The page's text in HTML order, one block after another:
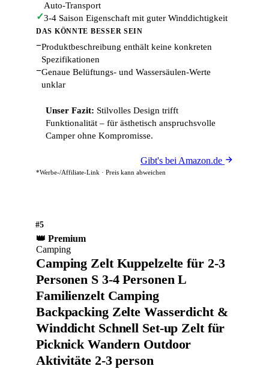
Auto-Transport
✓3-4 Saison Eigenschaft mit guter Winddichtigkeit
DAS KÖNNTE BESSER SEIN
−Produktbeschreibung enthält keine konkreten
Spezifikationen
−Genaue Belüftungs- und Wassersäulen-Werte
unklar
Unser Fazit: Stilvolles Design trifft
Funktionalität – für ästhetisch anspruchsvolle
Camper ohne Kompromisse.
Gibt's bei Amazon.de
*Werbe-/Affiliate-Link · Preis kann abweichen
#5
👑 Premium
Camping
Camping Zelt Kuppelzelte für 2-3
Personen S 3-4 Personen L
Familienzelt Camping
Backpacking Zelte Wasserdicht &
Winddicht Schnell Set-up Zelt für
Picknick Wandern Outdoor
Aktivitäte 2-3 person